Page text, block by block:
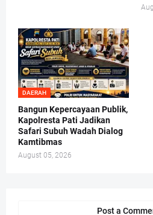
DAERAH
Bangun Kepercayaan Publik,
Kapolresta Pati Jadikan
Safari Subuh Wadah Dialog
Kamtibmas
August 05, 2026
Post a